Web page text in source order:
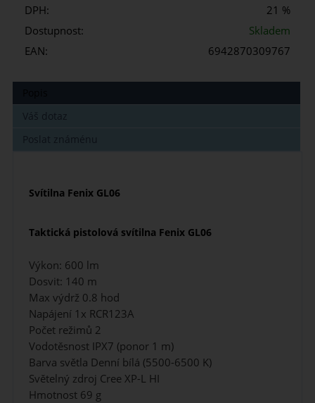
DPH:
21 %
Dostupnost:
Skladem
EAN:
6942870309767
Váš dotaz
Poslat známénu
Svítilna Fenix GL06
Taktická pistolová svítilna Fenix GL06
Výkon: 600 lm
Dosvit: 140 m
Max výdrž 0.8 hod
Napájení 1x RCR123A
Počet režimů 2
Vodotěsnost IPX7 (ponor 1 m)
Barva světla Denní bílá (5500-6500 K)
Světelný zdroj Cree XP-L HI
Hmotnost 69 g